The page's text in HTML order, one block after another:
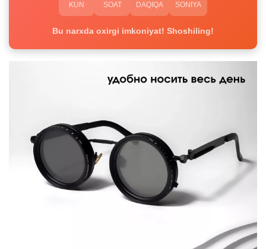
KUN SOAT DAQIQA SONIYA
Bu narxda oxirgi imkoniyat! Shoshiling!